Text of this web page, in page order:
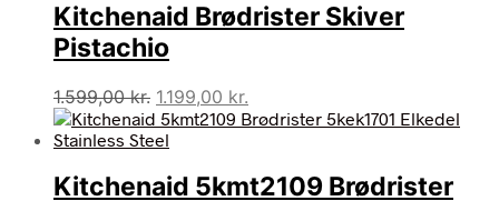
Kitchenaid Brødrister Skiver
Pistachio
1.599,00kr. Den
oprindelige
pris
1.599,00 kr..
1.199,00 kr.
aktuelle
1.199,00 kr..
Kitchenaid 5kmt2109 Brødrister